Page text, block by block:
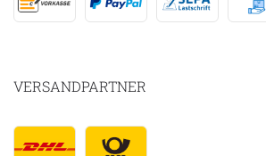
VERSANDPARTNER